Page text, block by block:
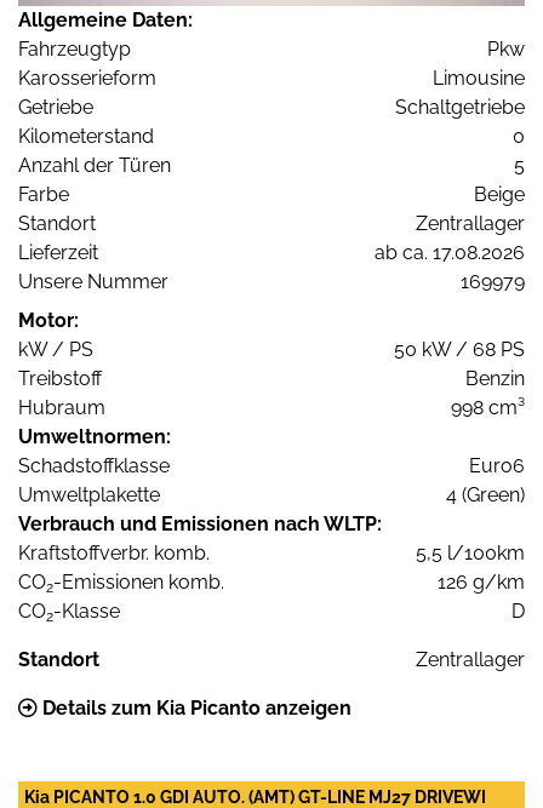
Allgemeine Daten:
Fahrzeugtyp
Pkw
Karosserieform
Limousine
Getriebe
Schaltgetriebe
Kilometerstand
0
Anzahl der Türen
5
Farbe
Beige
Standort
Zentrallager
Lieferzeit
ab ca. 17.08.2026
Unsere Nummer
169979
Motor:
kW / PS
50 kW / 68 PS
Treibstoff
Benzin
Hubraum
998 cm³
Umweltnormen:
Schadstoffklasse
Euro6
Umweltplakette
4 (Green)
Verbrauch und Emissionen nach WLTP:
Kraftstoffverbr. komb.
5,5 l/100km
CO2-Emissionen komb.
126 g/km
CO2-Klasse D
Standort Zentrallager
Details zum Kia Picanto anzeigen
Kia PICANTO 1.0 GDI AUTO. (AMT) GT-LINE MJ27 DRIVEWI